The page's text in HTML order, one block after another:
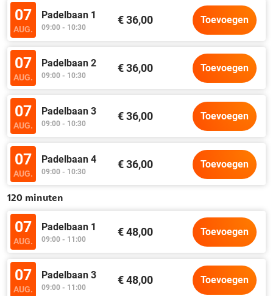
07
AUG.
Padelbaan 1
09:00 - 10:30
€ 36,00 Toevoegen
07
AUG.
Padelbaan 2
09:00 - 10:30
€ 36,00 Toevoegen
07
AUG.
Padelbaan 3
09:00 - 10:30
€ 36,00 Toevoegen
07
AUG.
Padelbaan 4
09:00 - 10:30
€ 36,00 Toevoegen
120 minuten
07
AUG.
Padelbaan 1
09:00 - 11:00
€ 48,00 Toevoegen
07
AUG.
Padelbaan 3
09:00 - 11:00
€ 48,00 Toevoegen